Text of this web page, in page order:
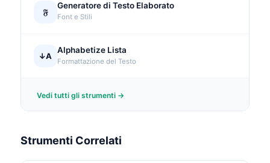
𝔉
Generatore di Testo Elaborato
Font e Stili
↓A
Alphabetize Lista
Formattazione del Testo
Vedi tutti gli strumenti →
Strumenti Correlati